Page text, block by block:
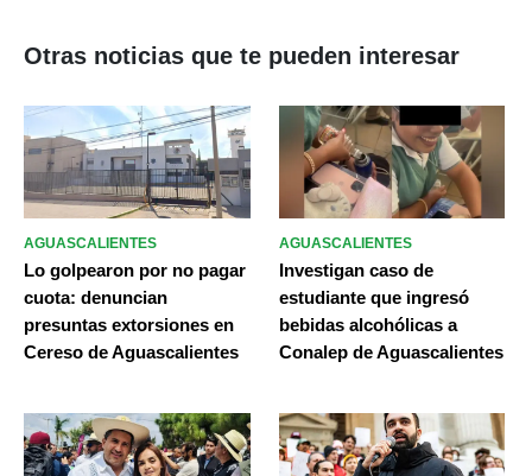
Otras noticias que te pueden interesar
AGUASCALIENTES
Lo golpearon por no pagar
cuota: denuncian
presuntas extorsiones en
Cereso de Aguascalientes
AGUASCALIENTES
Investigan caso de
estudiante que ingresó
bebidas alcohólicas a
Conalep de Aguascalientes